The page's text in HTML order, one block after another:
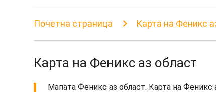
Почетна страница Карта на Феникс
Карта на Феникс аз област
Мапата Феникс аз област. Карта на Феникс